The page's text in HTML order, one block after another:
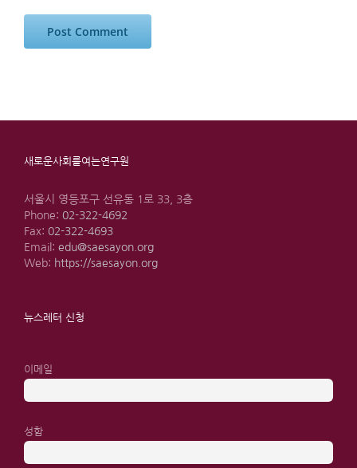
새로운사회를여는연구원
서울시 영등포구 선유동 1로 33, 3층
Phone: 02-322-4692
Fax: 02-322-4693
Email: edu@saesayon.org
Web: https://saesayon.org
뉴스레터 신청
이메일
성함